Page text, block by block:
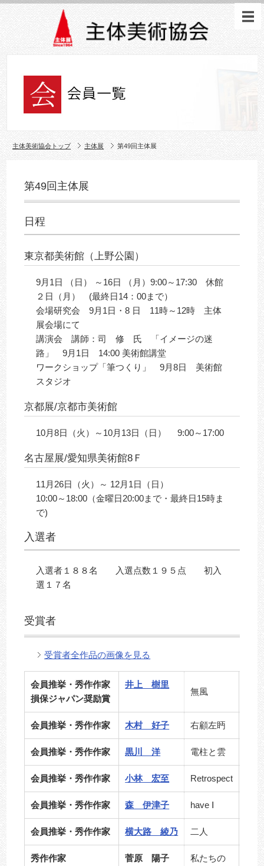
主体美術協会トップ 主体展 第49回主体展
第49回主体展
日程
東京都美術館（上野公園）
9月1日 （日） ～16日 （月）9:00～17:30 休館
２日（月） (最終日14：00まで）
会場研究会 9月1日・8 日 11時～12時 主体
展会場にて
講演会 講師：司 修 氏 「イメージの迷
路」 9月1日 14:00 美術館講堂
ワークショップ「筆つくり」 9月8日 美術館
スタジオ
京都展/京都市美術館
10月8日（火）～10月13日（日） 9:00～17:00
名古屋展/愛知県美術館8Ｆ
11月26日（火）～ 12月1日（日）
10:00～18:00（金曜日20:00まで・最終日15時ま
で)
入選者
入選者１８８名 入選点数１９５点 初入
選１７名
受賞者
受賞者全作品の画像を見る
会員推挙・秀作作家
損保ジャパン奨励賞
井上 樹里
無風
会員推挙・秀作作家 木村 好子 右顧左眄
会員推挙・秀作作家 黒川 洋 電柱と雲
会員推挙・秀作作家 小林 宏至 Retrospect
会員推挙・秀作作家 森 伊津子 have Ⅰ
会員推挙・秀作作家 横大路 綾乃 二人
秀作作家 菅原 陽子
私たちの